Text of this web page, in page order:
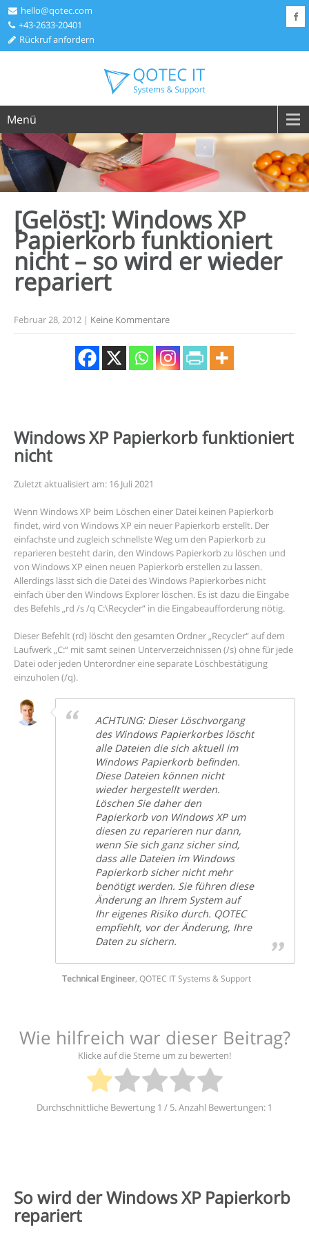
hello@qotec.com
+43-2633-20401
Rückruf anfordern
Menü
[Gelöst]: Windows XP
Papierkorb funktioniert
nicht – so wird er wieder
repariert
Februar 28, 2012 | Keine Kommentare
Windows XP Papierkorb funktioniert
nicht
Zuletzt aktualisiert am: 16 Juli 2021
Wenn Windows XP beim Löschen einer Datei keinen Papierkorb
findet, wird von Windows XP ein neuer Papierkorb erstellt. Der
einfachste und zugleich schnellste Weg um den Papierkorb zu
reparieren besteht darin, den Windows Papierkorb zu löschen und
von Windows XP einen neuen Papierkorb erstellen zu lassen.
Allerdings lässt sich die Datei des Windows Papierkorbes nicht
einfach über den Windows Explorer löschen. Es ist dazu die Eingabe
des Befehls „rd /s /q C:\Recycler“ in die Eingabeaufforderung nötig.
Dieser Befehlt (rd) löscht den gesamten Ordner „Recycler“ auf dem
Laufwerk „C:“ mit samt seinen Unterverzeichnissen (/s) ohne für jede
Datei oder jeden Unterordner eine separate Löschbestätigung
einzuholen (/q).
ACHTUNG: Dieser Löschvorgang
des Windows Papierkorbes löscht
alle Dateien die sich aktuell im
Windows Papierkorb befinden.
Diese Dateien können nicht
wieder hergestellt werden.
Löschen Sie daher den
Papierkorb von Windows XP um
diesen zu reparieren nur dann,
wenn Sie sich ganz sicher sind,
dass alle Dateien im Windows
Papierkorb sicher nicht mehr
benötigt werden. Sie führen diese
Änderung an Ihrem System auf
Ihr eigenes Risiko durch. QOTEC
empfiehlt, vor der Änderung, Ihre
Daten zu sichern.
Technical Engineer, QOTEC IT Systems & Support
Wie hilfreich war dieser Beitrag?
Klicke auf die Sterne um zu bewerten!
Durchschnittliche Bewertung 1 / 5. Anzahl Bewertungen: 1
So wird der Windows XP Papierkorb
repariert